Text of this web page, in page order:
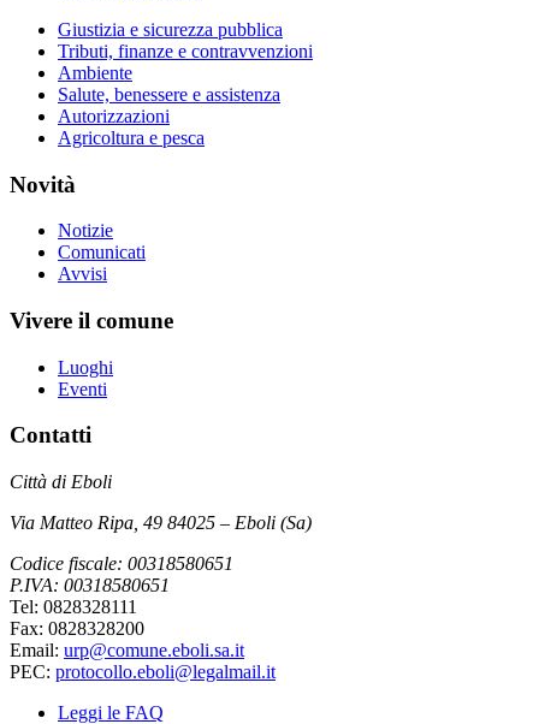
Giustizia e sicurezza pubblica
Tributi, finanze e contravvenzioni
Ambiente
Salute, benessere e assistenza
Autorizzazioni
Agricoltura e pesca
Novità
Notizie
Comunicati
Avvisi
Vivere il comune
Luoghi
Eventi
Contatti
Città di Eboli
Via Matteo Ripa, 49 84025 – Eboli (Sa)
Codice fiscale: 00318580651
P.IVA: 00318580651
Tel: 0828328111
Fax: 0828328200
Email: urp@comune.eboli.sa.it
PEC: protocollo.eboli@legalmail.it
Leggi le FAQ